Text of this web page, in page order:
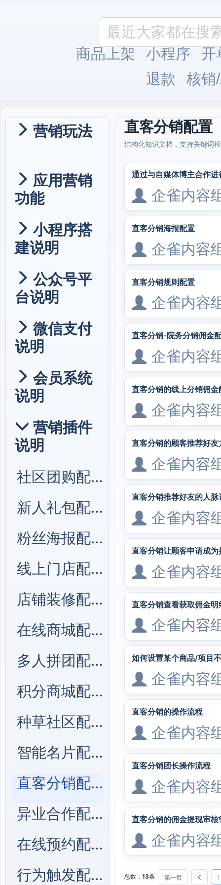
商品上架 小程序
开
退款
核销
营销玩法
应用营销
功能
小程序搭
建说明
公众号平
台说明
微信支付
说明
会员系统
说明
营销插件
说明
社区团购配置
新人礼包配置
粉丝海报配置
线上门店配置
店铺装修配置
在线商城配置
多人拼团配置
积分商城配置
种草社区配置
智能名片配置
直客分销配置
异业合作配置
在线预约配置
行为触发配置
直客分销配置
结构化知识文档，支持关键词
通过与自媒体博主合作进
企雀内容
直客分销海报配置
企雀内容
直客分销规则配置
企雀内容
直客分销-院务分销佣金
企雀内容
直客分销的线上分销佣金
企雀内容
直客分销的顾客推荐好友
企雀内容
直客分销推荐好友的人脉
企雀内容
直客分销让顾客申请成为
企雀内容
直客分销查看获取佣金明
企雀内容
如何设置某个商品/项目
企雀内容
直客分销的操作流程
企雀内容
直客分销团长操作流程
企雀内容
直客分销的佣金提现审核
企雀内容
总数： 13条 第一页 1